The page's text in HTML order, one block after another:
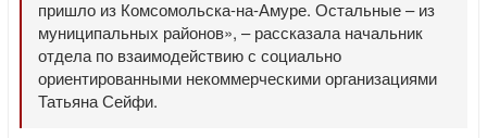
пришло из Комсомольска-на-Амуре. Остальные – из
муниципальных районов», – рассказала начальник
отдела по взаимодействию с социально
ориентированными некоммерческими организациями
Татьяна Сейфи.